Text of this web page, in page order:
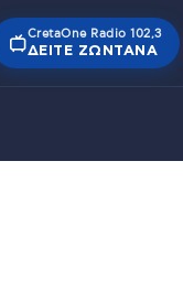
CretaOne Radio 102,3
ΔΕΊΤΕ ΖΩΝΤΑΝΆ